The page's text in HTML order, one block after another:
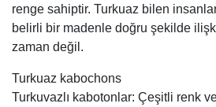
renge sahiptir. Turkuaz bilen
belirli bir madenle doğru şekilde
zaman değil.
Turkuaz kabochons
Turkuvazlı kabotonlar: Çeşitli renk